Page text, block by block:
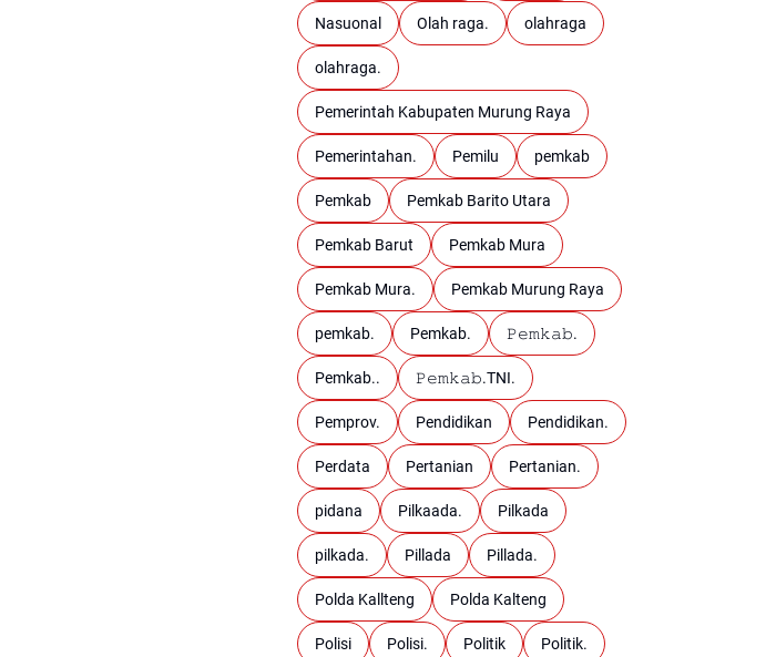
Nasuonal Olah raga. olahraga
olahraga.
Pemerintah Kabupaten Murung Raya
Pemerintahan. Pemilu pemkab
Pemkab Pemkab Barito Utara
Pemkab Barut Pemkab Mura
Pemkab Mura. Pemkab Murung Raya
pemkab. Pemkab. 𝙿𝚎𝚖𝚔𝚊𝚋.
Pemkab.. 𝙿𝚎𝚖𝚔𝚊𝚋.TNI.
Pemprov. Pendidikan Pendidikan.
Perdata Pertanian Pertanian.
pidana Pilkaada. Pilkada
pilkada. Pillada Pillada.
Polda Kallteng Polda Kalteng
Polisi Polisi. Politik Politik.